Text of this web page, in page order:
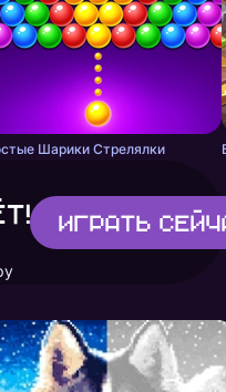
Шарики Стрелялки
Играть